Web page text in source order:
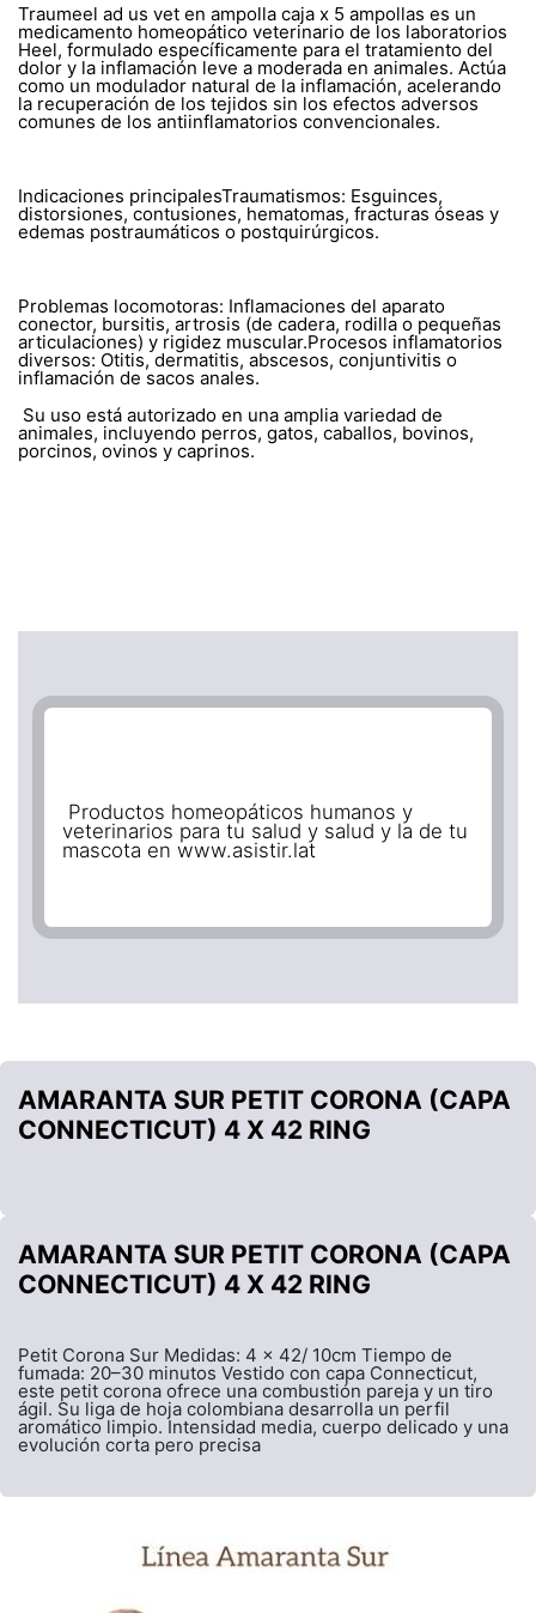
Traumeel ad us vet en ampolla caja x 5 ampollas es un
medicamento homeopático veterinario de los laboratorios
Heel, formulado específicamente para el tratamiento del
dolor y la inflamación leve a moderada en animales. Actúa
como un modulador natural de la inflamación, acelerando
la recuperación de los tejidos sin los efectos adversos
comunes de los antiinflamatorios convencionales.
Indicaciones principalesTraumatismos: Esguinces,
distorsiones, contusiones, hematomas, fracturas óseas y
edemas postraumáticos o postquirúrgicos.
Problemas locomotoras: Inflamaciones del aparato
conector, bursitis, artrosis (de cadera, rodilla o pequeñas
articulaciones) y rigidez muscular.Procesos inflamatorios
diversos: Otitis, dermatitis, abscesos, conjuntivitis o
inflamación de sacos anales.
Su uso está autorizado en una amplia variedad de
animales, incluyendo perros, gatos, caballos, bovinos,
porcinos, ovinos y caprinos.
Productos homeopáticos humanos y
veterinarios para tu salud y salud y la de tu
mascota en www.asistir.lat
AMARANTA SUR PETIT CORONA (CAPA
CONNECTICUT) 4 X 42 RING
AMARANTA SUR PETIT CORONA (CAPA
CONNECTICUT) 4 X 42 RING
Petit Corona Sur Medidas: 4 x 42/ 10cm Tiempo de
fumada: 20–30 minutos Vestido con capa Connecticut,
este petit corona ofrece una combustión pareja y un tiro
ágil. Su liga de hoja colombiana desarrolla un perfil
aromático limpio. Intensidad media, cuerpo delicado y una
evolución corta pero precisa